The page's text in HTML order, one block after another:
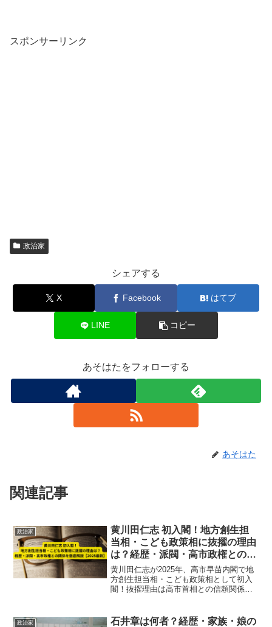
スポンサーリンク
政治家
シェアする
X Facebook はてブ
LINE コピー
あそはたをフォローする
あそはた
関連記事
政治家
黄川田仁志 初入閣！地方創生担
当相・こども政策相に抜擢の理由
は？経歴・派閥・高市政権との関
係を徹底解説【2025最新】
黄川田仁志が2025年、高市早苗内閣で地
方創生担当相・こども政策相として初入
閣！抜擢理由は高市首相との信頼関係と
政治家
石井章は何者？経歴・家族・娘の